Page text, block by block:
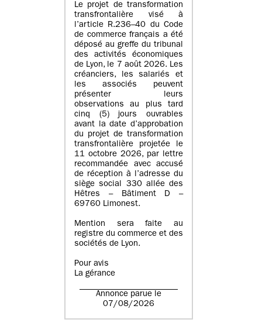
Le projet de transformation
transfrontalière visé à
l’article R.236–40 du Code
de commerce français a été
déposé au greffe du tribunal
des activités économiques
de Lyon, le 7 août 2026. Les
créanciers, les salariés et
les associés peuvent
présenter leurs
observations au plus tard
cinq (5) jours ouvrables
avant la date d’approbation
du projet de transformation
transfrontalière projetée le
11 octobre 2026, par lettre
recommandée avec accusé
de réception à l’adresse du
siège social 330 allée des
Hêtres – Bâtiment D –
69760 Limonest.
Mention sera faite au
registre du commerce et des
sociétés de Lyon.
Pour avis
La gérance
Annonce parue le
07/08/2026